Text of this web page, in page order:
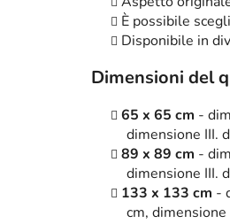
È possibile
Disponibile in
Dimensioni del
65 x 65 cm -
dimensione III.
89 x 89 cm -
dimensione III.
133 x 133 cm -
cm,